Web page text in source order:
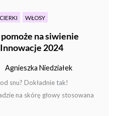
WŁOSY
na siwienie
2024
Agnieszka Niedziałek
snu? Dokładnie tak!
na skórę głowy stosowana